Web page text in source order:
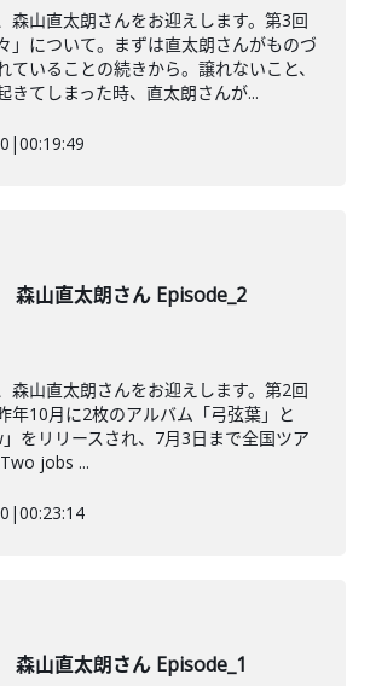
森山直太朗さんをお迎えします。第3回
」について。まずは直太朗さんがものづ
ていることの続きから。譲れないこと、
きてしまった時、直太朗さんが...
|00:19:49
森山直太朗さん Episode_2
森山直太朗さんをお迎えします。第2回
年10月に2枚のアルバム「弓弦葉」と
」をリリースされ、7月3日まで全国ツア
jobs ...
|00:23:14
森山直太朗さん Episode_1